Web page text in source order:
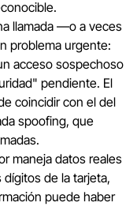
llamada —o a veces
problema urgente:
acceso sospechoso
pendiente. El
coincidir con el del
spoofing, que
maneja datos reales
de la tarjeta,
puede haber